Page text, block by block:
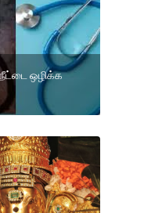
ஒழிக்க